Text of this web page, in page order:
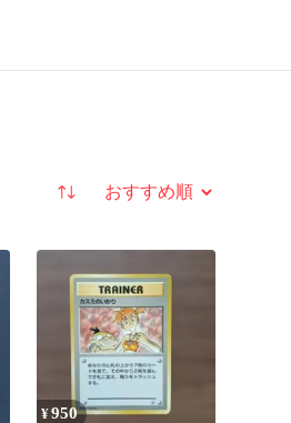
並び替え
¥950